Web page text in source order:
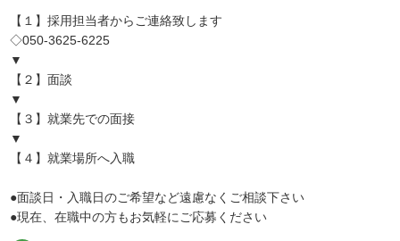
【１】採用担当者からご連絡致します
◇050-3625-6225
▼
【２】面談
▼
【３】就業先での面接
▼
【４】就業場所へ入職
●面談日・入職日のご希望など遠慮なくご相談下さい
●現在、在職中の方もお気軽にご応募ください